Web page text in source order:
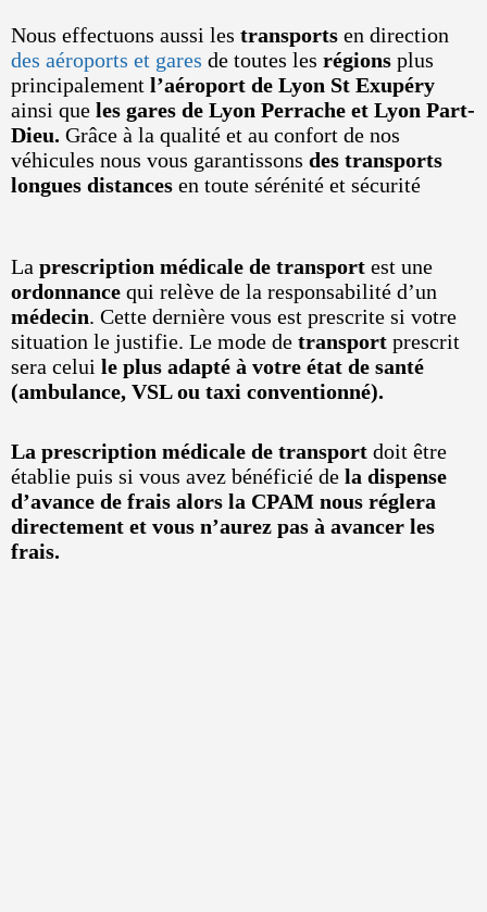
Nous effectuons aussi les transports en direction
des aéroports et gares de toutes les régions plus
principalement l’aéroport de Lyon St Exupéry
ainsi que les gares de Lyon Perrache et Lyon Part-
Dieu. Grâce à la qualité et au confort de nos
véhicules nous vous garantissons des transports
longues distances en toute sérénité et sécurité
La prescription médicale de transport est une
ordonnance qui relève de la responsabilité d’un
médecin. Cette dernière vous est prescrite si votre
situation le justifie. Le mode de transport prescrit
sera celui le plus adapté à votre état de santé
(ambulance, VSL ou taxi conventionné).
La prescription médicale de transport doit être
établie puis si vous avez bénéficié de la dispense
d’avance de frais alors la CPAM nous réglera
directement et vous n’aurez pas à avancer les
frais.